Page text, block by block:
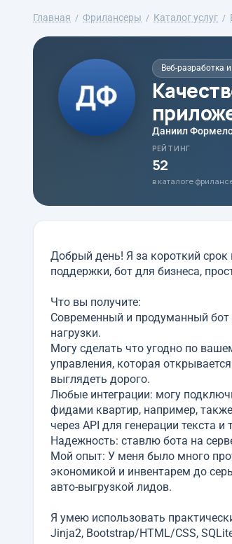
Главная Фрилансеры Каталог услуг
Веб-разработка
Даниил
РЕЙТИНГ
52
в каталоге
Добрый день! Я за короткий срок
поддержки, бот для бизнеса,
Что вы получите:
Современный и продуманный бот
нагрузки.
Могу сделать что угодно по
управления, которая
выглядеть дорого.
Любые интеграции: могу
фидами квартир, например,
через API для генерации текста и
Надежность: ставлю бота на
Мой опыт: У меня было много
экономикой и инвентарем до
авто-выгрузкой лидов.
Я умею использовать
Jinja2, Bootstrap/HTML/CSS,